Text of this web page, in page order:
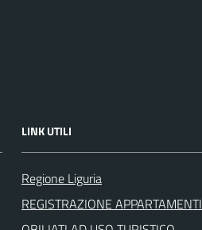
LINK UTILI
Regione Liguria
REGISTRAZIONE